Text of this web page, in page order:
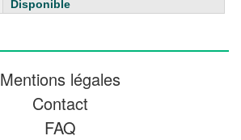
Disponible
Mentions légales
Contact
FAQ